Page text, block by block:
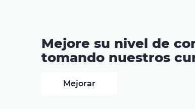
Mejore su nivel de
tomando nuestros
Mejorar